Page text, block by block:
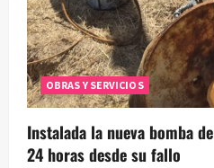
OBRAS Y SERVICIOS
Instalada la nueva bomba
24 horas desde su fallo